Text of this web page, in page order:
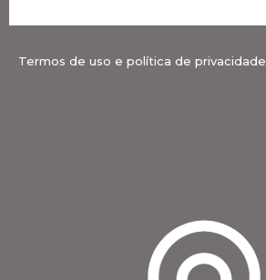
Termos de uso e política de privacidade